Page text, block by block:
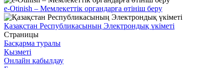
e-Otinish – Мемлекеттік органдарға өтініш беру
Қазақстан Республикасының Электрондық үкіметі
Страницы
Басқарма туралы
Қызметі
Онлайн қабылдау